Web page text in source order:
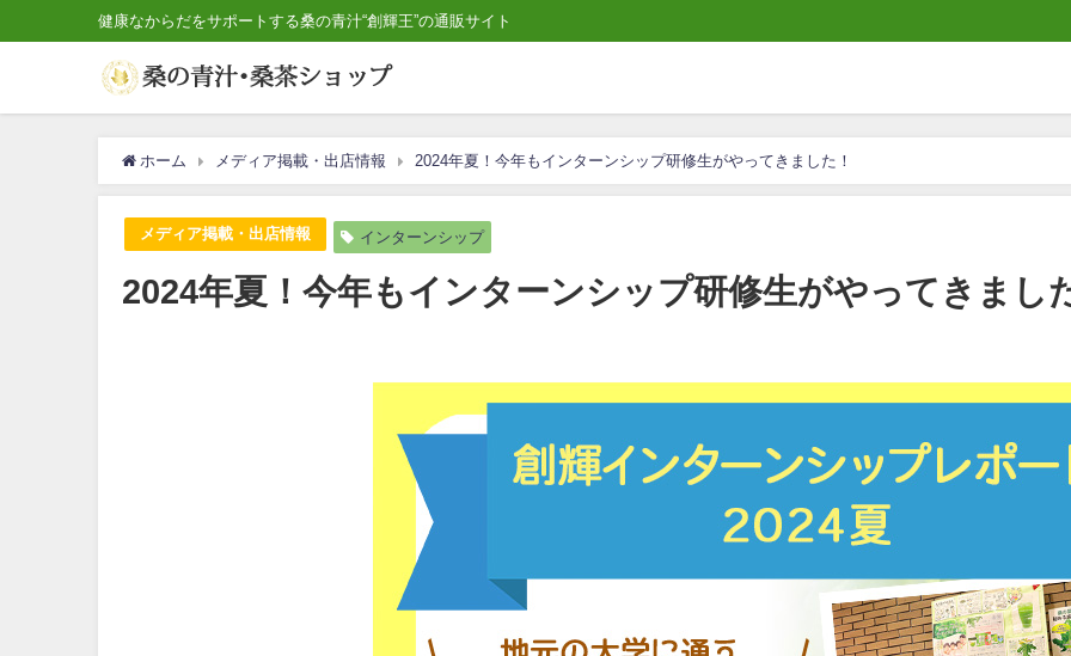
健康なからだをサポートする桑の青汁“創輝王”の通販サイト
ホーム メディア掲載・出店情報 2024年夏！今年もインターンシップ研修生がやってきました！
メディア掲載・出店情報 インターンシップ
2024年夏！今年もインターンシップ研修生がやってきまし